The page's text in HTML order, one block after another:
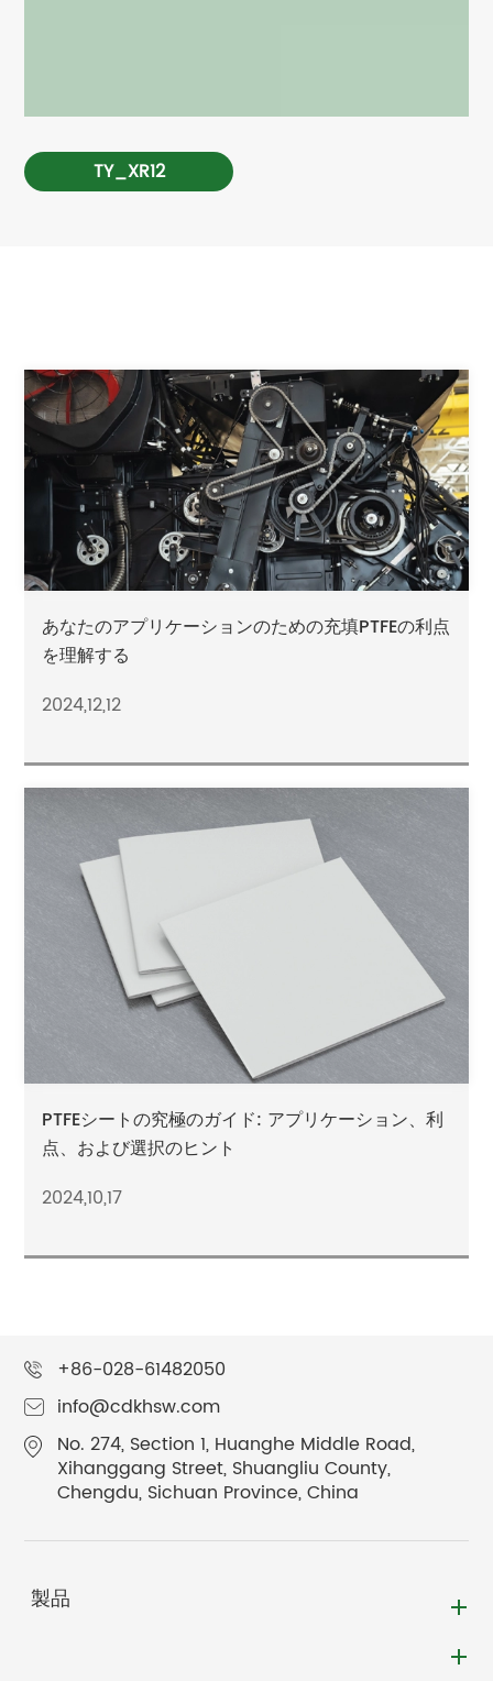
TY_XR12
あなたのアプリケーションのための充填PTFEの利点
を理解する
2024,12,12
PTFEシートの究極のガイド: アプリケーション、利
点、および選択のヒント
2024,10,17
+86-028-61482050
info@cdkhsw.com
No. 274, Section 1, Huanghe Middle Road,
Xihanggang Street, Shuangliu County,
Chengdu, Sichuan Province, China
製品